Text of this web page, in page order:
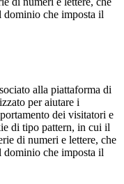
che imposta il
alla piattaforma di
per aiutare i
dei visitatori e
di tipo pattern, in cui il
di numeri e lettere, che
che imposta il